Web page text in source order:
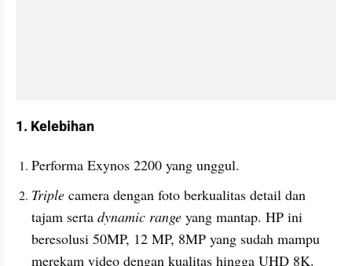
1. Kelebihan
Performa Exynos 2200 yang unggul.
Triple camera dengan foto berkualitas detail dan
tajam serta dynamic range yang mantap. HP ini
beresolusi 50MP, 12 MP, 8MP yang sudah mampu
merekam video dengan kualitas hingga UHD 8K.